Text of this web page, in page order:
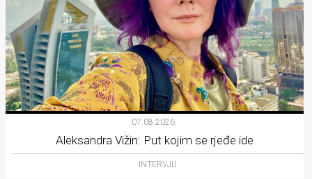
07.08.2026.
Aleksandra Vižin: Put kojim se rjeđe ide
INTERVJU